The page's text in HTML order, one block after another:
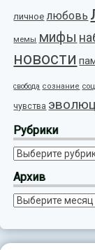
личное любовь
мемы мифы
новости
свобода сознание
чувства
Рубрики
Рубрики
Архив
Архив